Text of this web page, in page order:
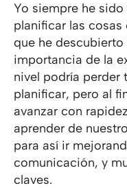
Yo siempre he
planificar las cosas
que he
importancia de la
nivel podría perder
planificar, pero al
avanzar con
aprender de
para así ir
comunicación, y
claves.